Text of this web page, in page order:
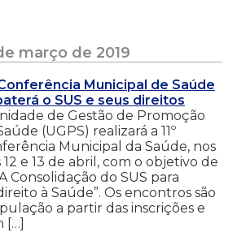
março de 2019
Conferência Municipal de Saúde
o SUS e seus direitos
de Gestão de Promoção
(UGPS) realizará a 11º
Municipal da Saúde, nos
12 e 13 de abril, com o objetivo de
Consolidação do SUS para
à Saúde”. Os encontros são
a partir das inscrições e
[…]